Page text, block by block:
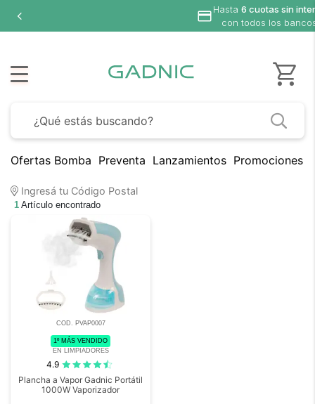
Hasta 6 cuotas sin
con todos los
Ofertas Bomba Preventa Lanzamientos Promociones
Ingresá tu Código Postal
1 Artículo encontrado
COD. PVAP0007
1º MÁS VENDIDO
EN LIMPIADORES
4.9
Plancha a Vapor Gadnic Portátil
1000W Vaporizador